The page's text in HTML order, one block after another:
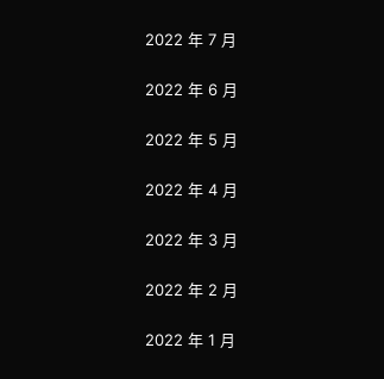
2022 年 7 月
2022 年 6 月
2022 年 5 月
2022 年 4 月
2022 年 3 月
2022 年 2 月
2022 年 1 月